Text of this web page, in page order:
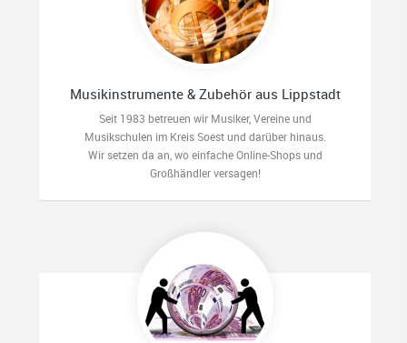
Musikinstrumente & Zubehör aus Lippstadt
Seit 1983 betreuen wir Musiker, Vereine und
Musikschulen im Kreis Soest und darüber hinaus.
Wir setzen da an, wo einfache Online-Shops und
Großhändler versagen!